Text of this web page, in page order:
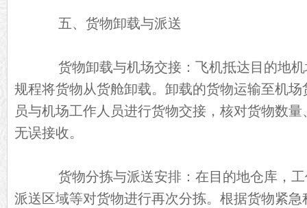
五、货物卸载与派送
货物卸载与机场交接：飞机抵达目的地机
规程将货物从货舱卸载。卸载的货物运输至机
员与机场工作人员进行货物交接，核对货物数
无误接收。
货物分拣与派送安排：在目的地仓库，工
派送区域等对货物进行再次分拣。根据货物紧